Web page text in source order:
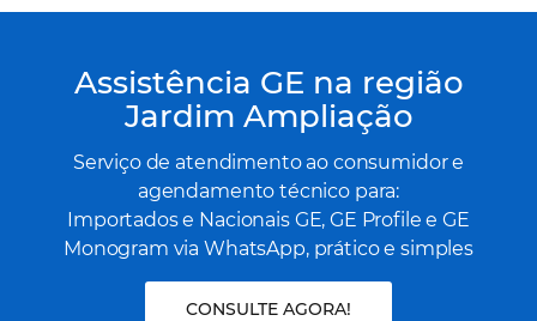
Assistência GE na região
Jardim Ampliação
Serviço de atendimento ao consumidor e
agendamento técnico para:
Importados e Nacionais GE, GE Profile e GE
Monogram via WhatsApp, prático e simples
CONSULTE AGORA!